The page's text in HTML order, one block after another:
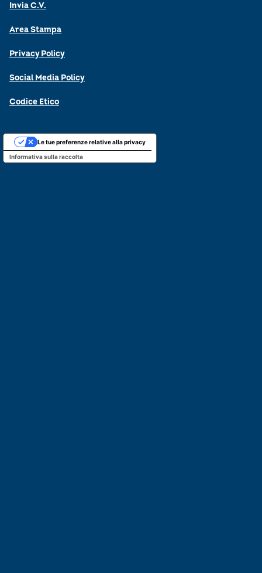
Invia C.V.
Area Stampa
Privacy Policy
Social Media Policy
Codice Etico
Informativa sulla raccolta
Le tue preferenze relative alla privacy